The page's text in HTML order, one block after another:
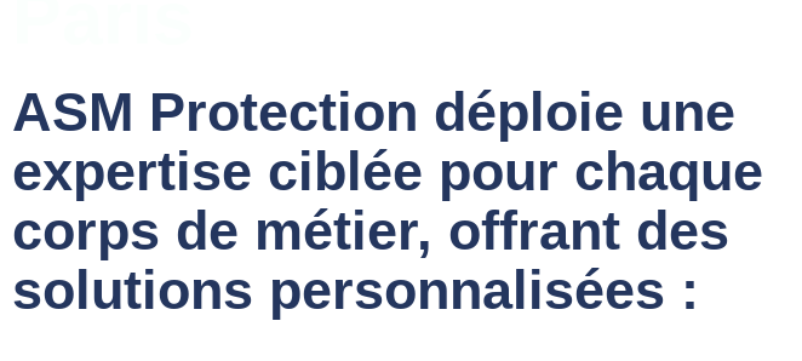
ASM Protection déploie une
expertise ciblée pour chaque
corps de métier, offrant des
solutions personnalisées :